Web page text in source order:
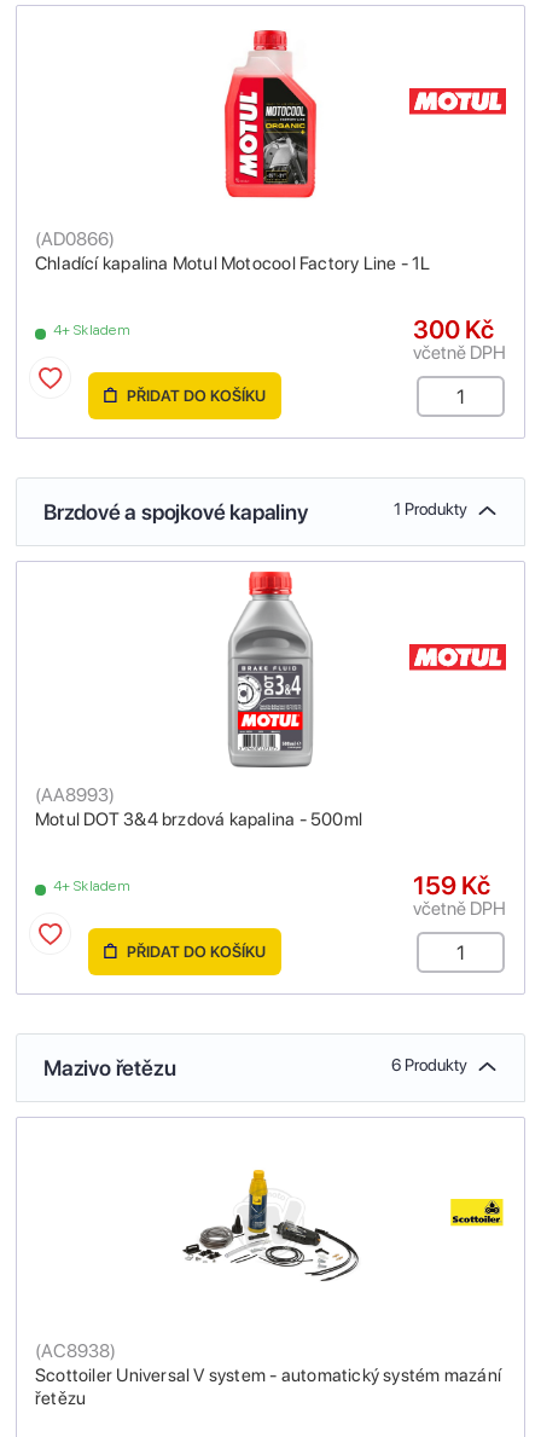
Chladící kapalina Motul Motocool Factory Line - 1L
(AD0866)
4+ Skladem 300 Kč
včetně DPH
PŘIDAT DO KOŠÍKU
Brzdové a spojkové kapaliny 1 Produkty
Motul DOT 3&4 brzdová kapalina - 500ml
(AA8993)
4+ Skladem 159 Kč
včetně DPH
PŘIDAT DO KOŠÍKU
Mazivo řetězu 6 Produkty
Scottoiler Universal V system - automatický systém mazání
řetězu
(AC8938)